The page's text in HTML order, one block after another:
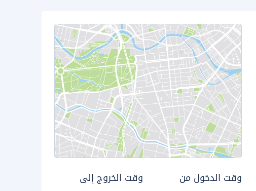
وقت الدخول من وقت الخروج إلى